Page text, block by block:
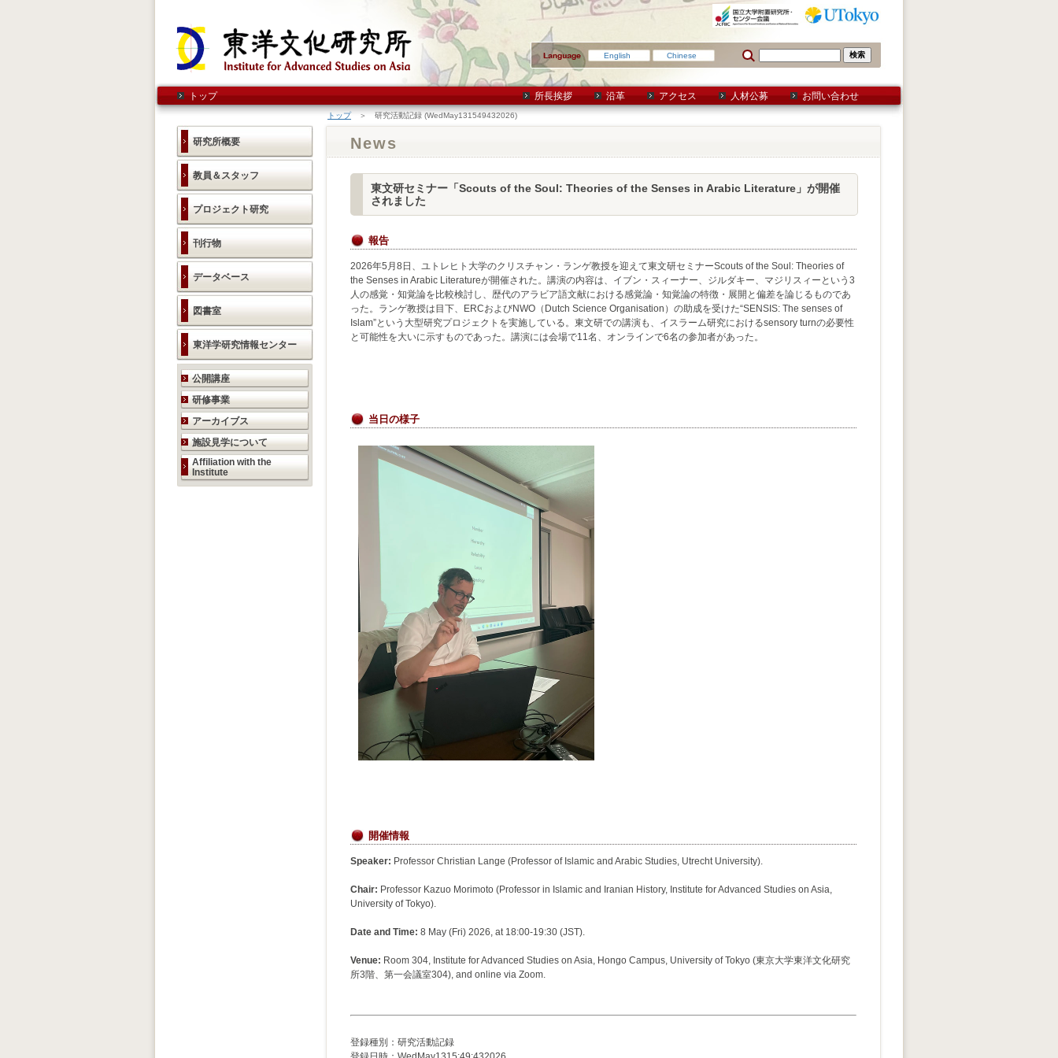
English Chinese
トップ 所長挨拶 沿革 アクセス 人材公募 お問い合わせ
研究所概要
教員＆スタッフ
プロジェクト研究
刊行物
データベース
図書室
東洋学研究情報センター
研究活動のご案内
公開講座
研修事業
アーカイブス
施設見学について
Affiliation with the
Institute
トップ＞ 研究活動記録 (WedMay131549432026)
News
東文研セミナー「Scouts of the Soul: Theories of the Senses in Arabic Literature」が開催
されました
報告
2026年5月8日、ユトレヒト大学のクリスチャン・ランゲ教授を迎えて東文研セミナーScouts of the Soul: Theories of
the Senses in Arabic Literatureが開催された。講演の内容は、イブン・スィーナー、ジルダキー、マジリスィーという3
人の感覚・知覚論を比較検討し、歴代のアラビア語文献における感覚論・知覚論の特徴・展開と偏差を論じるものであ
った。ランゲ教授は目下、ERCおよびNWO（Dutch Science Organisation）の助成を受けた“SENSIS: The senses of
Islam”という大型研究プロジェクトを実施している。東文研での講演も、イスラーム研究におけるsensory turnの必要性
と可能性を大いに示すものであった。講演には会場で11名、オンラインで6名の参加者があった。
当日の様子
開催情報
Speaker: Professor Christian Lange (Professor of Islamic and Arabic Studies, Utrecht University).
Chair: Professor Kazuo Morimoto (Professor in Islamic and Iranian History, Institute for Advanced Studies on Asia,
University of Tokyo).
Date and Time: 8 May (Fri) 2026, at 18:00-19:30 (JST).
Venue: Room 304, Institute for Advanced Studies on Asia, Hongo Campus, University of Tokyo (東京大学東洋文化研究
所3階、第一会議室304), and online via Zoom.
登録種別：研究活動記録